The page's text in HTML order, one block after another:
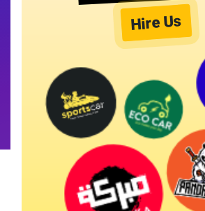
Hire Us